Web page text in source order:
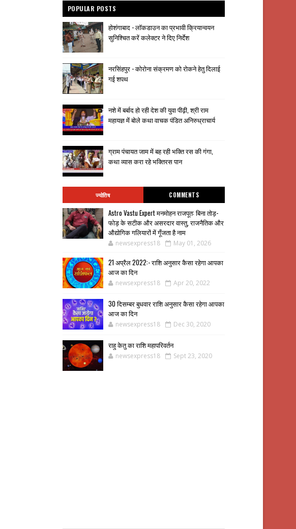
POPULAR POSTS
होशंगाबाद - लॉकडाउन का प्रभावी क्रियान्वयन
सुनिश्चित करें कलेक्टर ने दिए निर्देश
नरसिंहपुर - कोरोना संक्रमण को रोकने हेतु दिलाई
गई शपथ
नशे में बर्बाद हो रही देश की युवा पीढ़ी, श्री राम
महायज्ञ में बोले कथा वाचक पंडित अनिरुध्राचार्य
ग्राम पंचायत जाम में बह रही भक्ति रस की गंगा,
कथा व्यास करा रहे भक्तिरस पान
ज्योतिष COMMENTS
Astro Vastu Expert मनमोहन राजपूत: बिना तोड़-
फोड़ के सटीक और असरदार वास्तु, राजनैतिक और
औद्योगिक गलियारों में गूँजता है नाम
newsexpress18 May 01, 2026
21 अप्रैल 2022:- राशि अनुसार कैसा रहेगा आपका
आज का दिन
newsexpress18 Apr 20, 2022
30 दिसम्बर बुधवार राशि अनुसार कैसा रहेगा आपका
आज का दिन
newsexpress18 Dec 30, 2020
राहु केतु का राशि महापरिवर्तन
newsexpress18 Sept 23, 2020